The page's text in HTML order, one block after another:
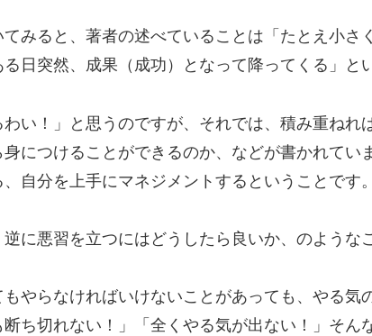
みると、著者の述べていることは「たとえ小さ
日突然、成果（成功）となって降ってくる」と
わい！」と思うのですが、それでは、積み重ねれ
身につけることができるのか、などが書かれてい
自分を上手にマネジメントするということです。
に悪習を立つにはどうしたら良いか、のような
やらなければいけないことがあっても、やる気
断ち切れない！」「全くやる気が出ない！」そん